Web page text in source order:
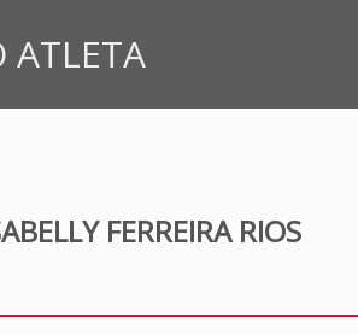
ATLETA
FERREIRA RIOS